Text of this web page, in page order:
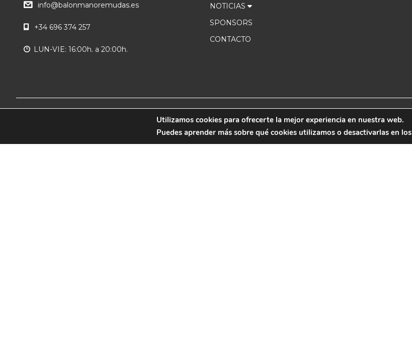
info@balonmanoremudas.es
+34 696 374 257
LUN-VIE: 16:00h. a 20:00h.
NOTICIAS
SPONSORS
CONTACTO
© 2019 CB Remudas - Desarrollado por3COM Marketing
Utilizamos cookies para ofrecerte la mejor experiencia en nuestra web.
Puedes aprender más sobre qué cookies utilizamos o desactivarlas en los